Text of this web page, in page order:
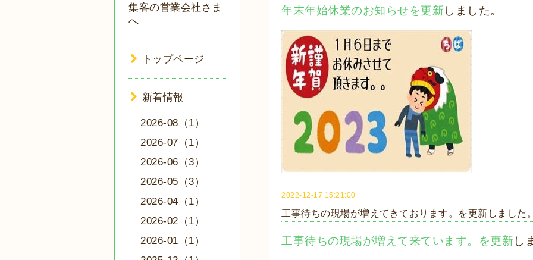
年末年始休業のお知らせを更新 しました。
2022-12-17 15:21:00
工事待ちの現場が増えてきております。を更新しました。
工事待ちの現場が増えて来ています。を更新 し
集客の営業会社さま
へ
トップページ
新着情報
2026-08（1）
2026-07（1）
2026-06（3）
2026-05（3）
2026-04（1）
2026-02（1）
2026-01（1）